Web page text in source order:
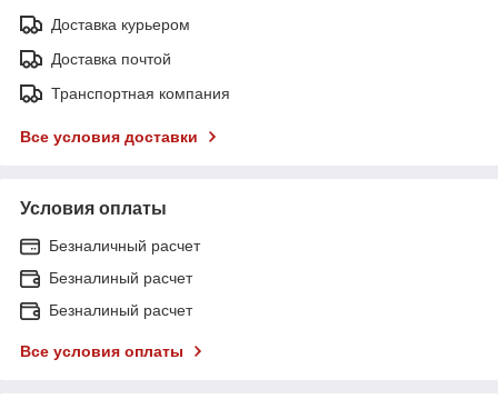
Доставка курьером
Доставка почтой
Транспортная компания
Все условия доставки
Условия оплаты
Безналичный расчет
Безналиный расчет
Безналиный расчет
Все условия оплаты